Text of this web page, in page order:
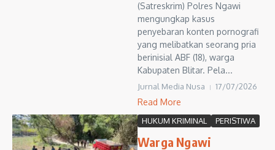
(Satreskrim) Polres Ngawi
mengungkap kasus
penyebaran konten pornografi
yang melibatkan seorang pria
berinisial ABF (18), warga
Kabupaten Blitar. Pela...
Jurnal Media Nusa 17/07/2026
Read More
HUKUM KRIMINAL PERISTIWA
Warga Ngawi